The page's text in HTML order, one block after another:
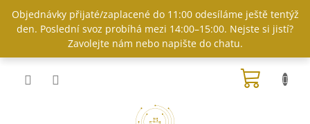
obsah
Objednávky přijaté/zaplacené do 11:00 odesíláme ještě tentýž
den. Poslední svoz probíhá mezi 14:00–15:00. Nejste si jistí?
Zavolejte nám nebo napište do chatu.